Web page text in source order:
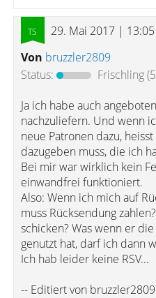
29. Mai 2017 | 13:05
Von bruzzler2809
Status:
Frischling
Ja ich habe auch
nachzuliefern. Und wenn
neue Patronen dazu,
dazugeben muss, die ich
Bei mir war wirklich kein
einwandfrei funktioniert.
Also: Wenn ich mich auf
muss Rücksendung
schicken? Was wenn er
genutzt hat, darf ich dann
Ich hab leider keine RSV...
-- Editiert von